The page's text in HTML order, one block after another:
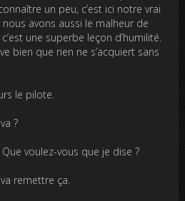
un peu, c’est ici notre vrai
avons aussi le malheur de
une superbe leçon d’humilité.
bien que rien ne s’acquiert sans
le pilote.
?
vous que je dise ?
ça.